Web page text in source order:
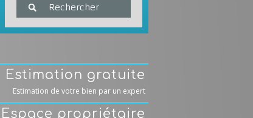
Estimation gratuite
Estimation de votre bien par un expert
Espace propriétaire